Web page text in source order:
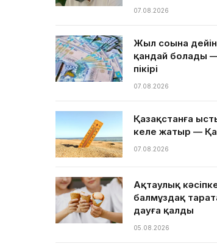
07.08.2026
Жыл соңына
қандай болады
пікірі
07.08.2026
Қазақстанға
келе жатыр —
07.08.2026
Ақтаулық
балмұздақ
дауға қалды
05.08.2026